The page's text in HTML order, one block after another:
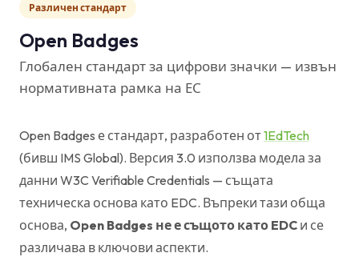
Различен стандарт
Open Badges
Глобален стандарт за цифрови значки — извън
нормативната рамка на ЕС
Open Badges е стандарт, разработен от1EdTech
(бивш IMS Global). Версия 3.0 използва модела за
данни W3C Verifiable Credentials — същата
техническа основа като EDC. Въпреки тази обща
основа, Open Badges не е същото като EDC и се
различава в ключови аспекти.